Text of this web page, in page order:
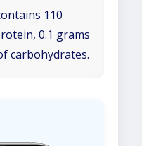
110
0.1 grams
carbohydrates.